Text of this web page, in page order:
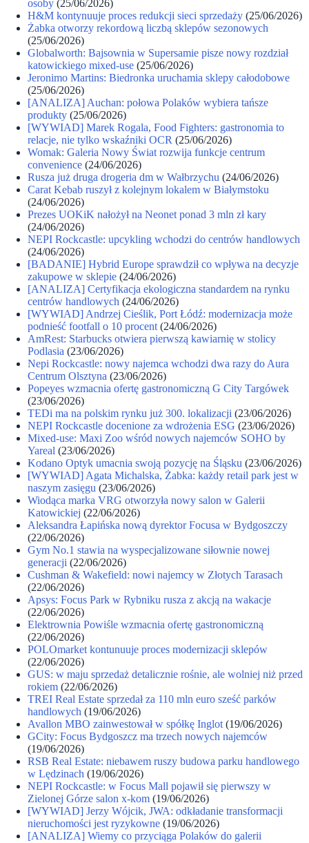
osoby (25/06/2026)
H&M kontynuuje proces redukcji sieci sprzedaży (25/06/2026)
Żabka otworzy rekordową liczbą sklepów sezonowych
(25/06/2026)
Globalworth: Bajsownia w Supersamie pisze nowy rozdział
katowickiego mixed-use (25/06/2026)
Jeronimo Martins: Biedronka uruchamia sklepy całodobowe
(25/06/2026)
[ANALIZA] Auchan: połowa Polaków wybiera tańsze
produkty (25/06/2026)
[WYWIAD] Marek Rogala, Food Fighters: gastronomia to
relacje, nie tylko wskaźniki OCR (25/06/2026)
Womak: Galeria Nowy Świat rozwija funkcje centrum
convenience (24/06/2026)
Rusza już druga drogeria dm w Wałbrzychu (24/06/2026)
Carat Kebab ruszył z kolejnym lokalem w Białymstoku
(24/06/2026)
Prezes UOKiK nałożył na Neonet ponad 3 mln zł kary
(24/06/2026)
NEPI Rockcastle: upcykling wchodzi do centrów handlowych
(24/06/2026)
[BADANIE] Hybrid Europe sprawdził co wpływa na decyzje
zakupowe w sklepie (24/06/2026)
[ANALIZA] Certyfikacja ekologiczna standardem na rynku
centrów handlowych (24/06/2026)
[WYWIAD] Andrzej Cieślik, Port Łódź: modernizacja może
podnieść footfall o 10 procent (24/06/2026)
AmRest: Starbucks otwiera pierwszą kawiarnię w stolicy
Podlasia (23/06/2026)
Nepi Rockcastle: nowy najemca wchodzi dwa razy do Aura
Centrum Olsztyna (23/06/2026)
Popeyes wzmacnia ofertę gastronomiczną G City Targówek
(23/06/2026)
TEDi ma na polskim rynku już 300. lokalizacji (23/06/2026)
NEPI Rockcastle docenione za wdrożenia ESG (23/06/2026)
Mixed-use: Maxi Zoo wśród nowych najemców SOHO by
Yareal (23/06/2026)
Kodano Optyk umacnia swoją pozycję na Śląsku (23/06/2026)
[WYWIAD] Agata Michalska, Żabka: każdy retail park jest w
naszym zasięgu (23/06/2026)
Wiodąca marka VRG otworzyła nowy salon w Galerii
Katowickiej (22/06/2026)
Aleksandra Łapińska nową dyrektor Focusa w Bydgoszczy
(22/06/2026)
Gym No.1 stawia na wyspecjalizowane siłownie nowej
generacji (22/06/2026)
Cushman & Wakefield: nowi najemcy w Złotych Tarasach
(22/06/2026)
Apsys: Focus Park w Rybniku rusza z akcją na wakacje
(22/06/2026)
Elektrownia Powiśle wzmacnia ofertę gastronomiczną
(22/06/2026)
POLOmarket kontunuuje proces modernizacji sklepów
(22/06/2026)
GUS: w maju sprzedaż detalicznie rośnie, ale wolniej niż przed
rokiem (22/06/2026)
TREI Real Estate sprzedał za 110 mln euro sześć parków
handlowych (19/06/2026)
Avallon MBO zainwestował w spółkę Inglot (19/06/2026)
GCity: Focus Bydgoszcz ma trzech nowych najemców
(19/06/2026)
RSB Real Estate: niebawem ruszy budowa parku handlowego
w Lędzinach (19/06/2026)
NEPI Rockcastle: w Focus Mall pojawił się pierwszy w
Zielonej Górze salon x-kom (19/06/2026)
[WYWIAD] Jerzy Wójcik, JWA: odkładanie transformacji
nieruchomości jest ryzykowne (19/06/2026)
[ANALIZA] Wiemy co przyciąga Polaków do galerii